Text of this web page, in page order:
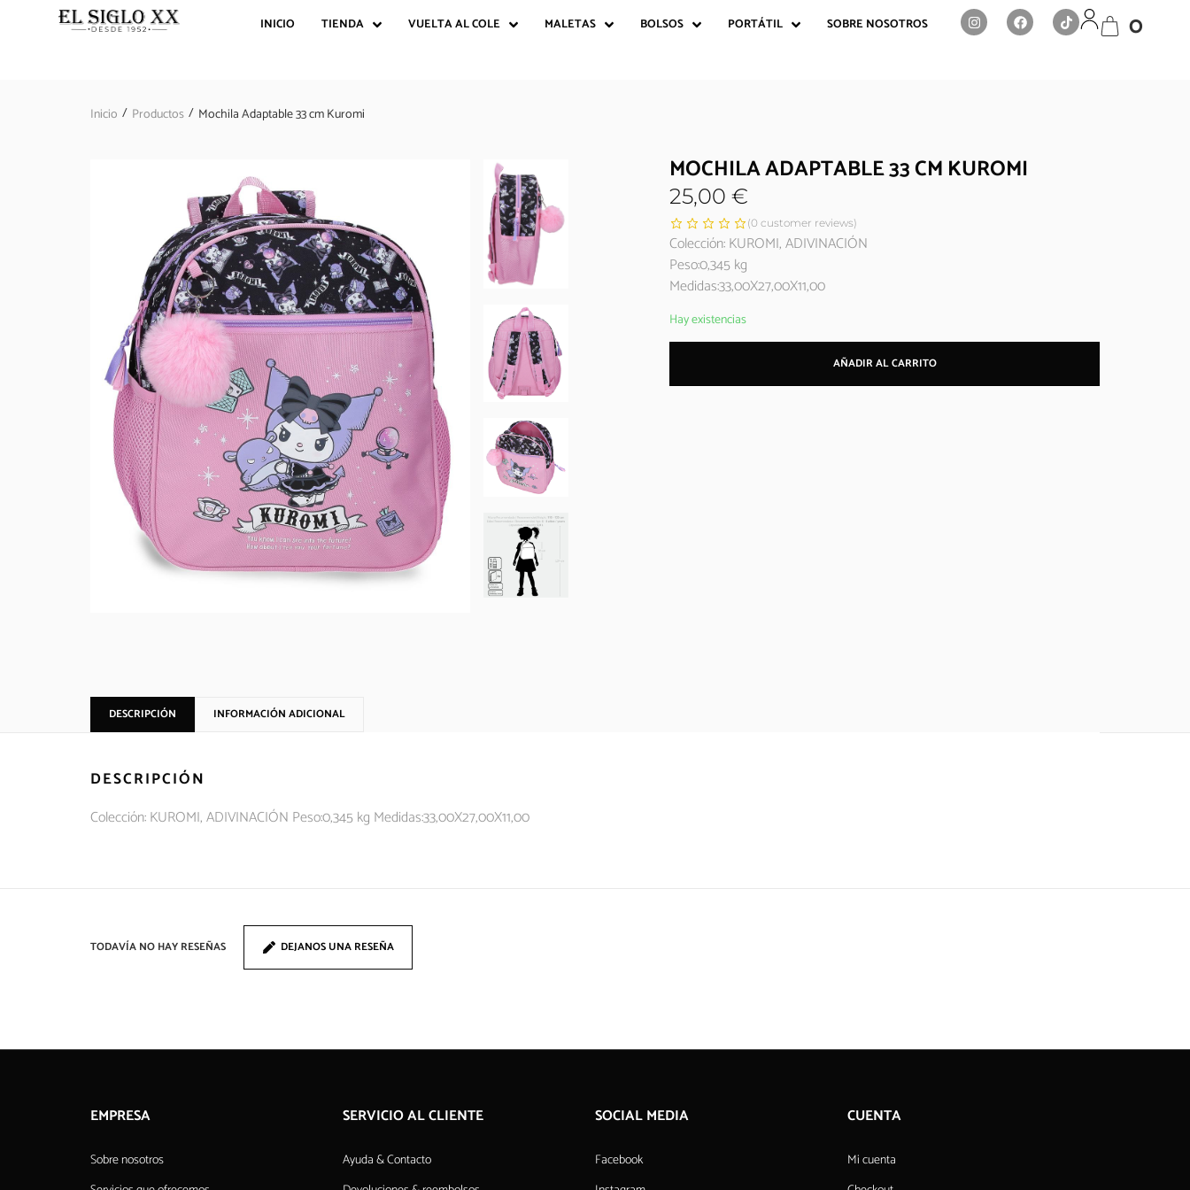
INICIO TIENDA VUELTA AL COLE MALETAS BOLSOS PORTÁTIL SOBRE NOSOTROS 0
Inicio / Productos / Mochila Adaptable 33 cm Kuromi
MOCHILA ADAPTABLE 33 CM KUROMI
25,00 €
(0 customer reviews)
Colección: KUROMI, ADIVINACIÓN
Peso:0,345 kg
Medidas:33,00X27,00X11,00
Hay existencias
AÑADIR AL CARRITO
DESCRIPCIÓN INFORMACIÓN ADICIONAL
DESCRIPCIÓN
Colección: KUROMI, ADIVINACIÓN Peso:0,345 kg Medidas:33,00X27,00X11,00
TODAVÍA NO HAY RESEÑAS DEJANOS UNA RESEÑA
EMPRESA
Sobre nosotros
SERVICIO AL CLIENTE
Ayuda & Contacto
SOCIAL MEDIA
Facebook
CUENTA
Mi cuenta